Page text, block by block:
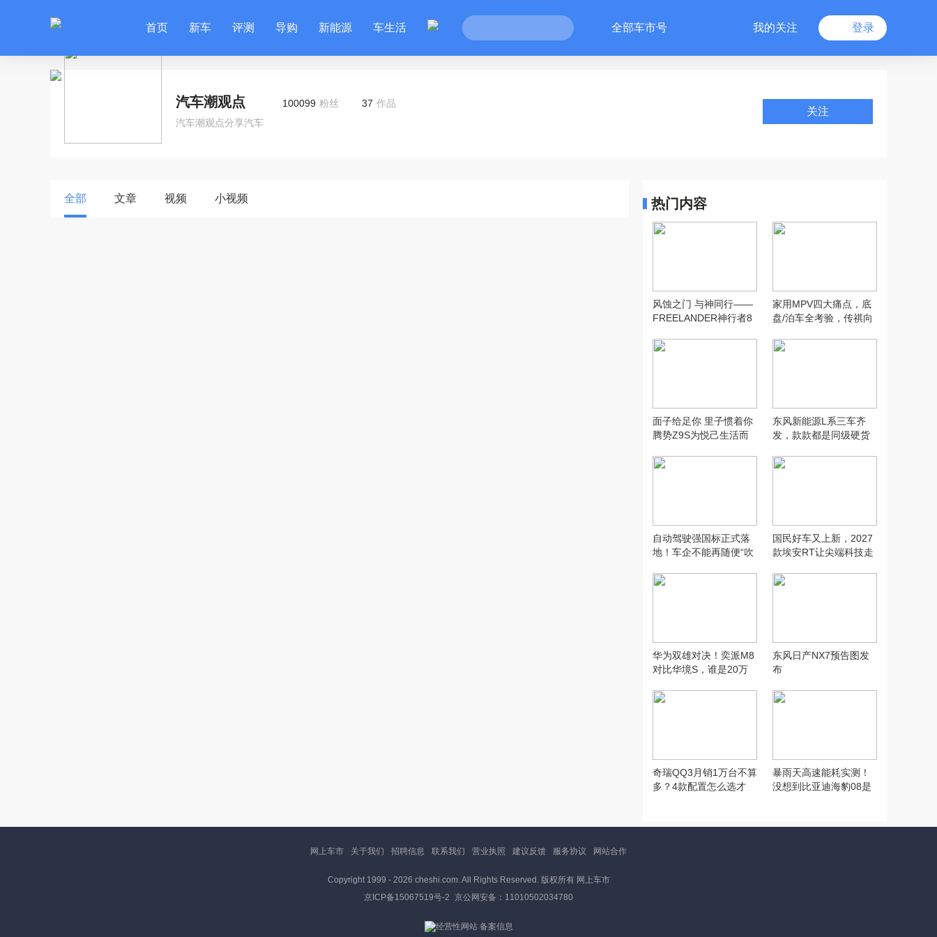
首页 新车 评测 导购 新能源 车生活 全部车市号 我的关注 登录
汽车潮观点 100099 粉丝 37 作品
汽车潮观点分享汽车
关注
全部 文章 视频 小视频 热门内容
风蚀之门 与神同行——
FREELANDER神行者8
家用MPV四大痛点，底
盘/泊车全考验，传祺向
面子给足你 里子惯着你
腾势Z9S为悦己生活而
东风新能源L系三车齐
发，款款都是同级硬货
自动驾驶强国标正式落
地！车企不能再随便“吹
国民好车又上新，2027
款埃安RT让尖端科技走
华为双雄对决！奕派M8
对比华境S，谁是20万
东风日产NX7预告图发
布
奇瑞QQ3月销1万台不算
多？4款配置怎么选才
暴雨天高速能耗实测！
没想到比亚迪海豹08是
网上车市 关于我们 招聘信息 联系我们 营业执照 建议反馈 服务协议 网站合作
Copyright 1999 - 2026 cheshi.com. All Rights Reserved. 版权所有 网上车市
京ICP备15067519号-2 京公网安备：11010502034780